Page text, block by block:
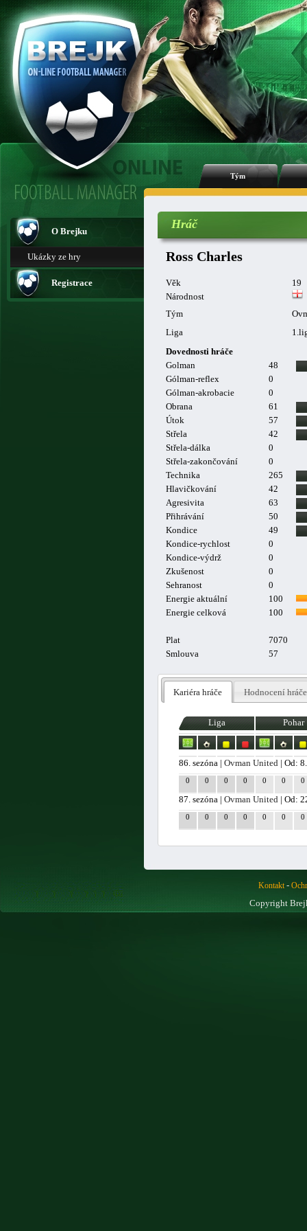
Tým
O Brejku
Ukázky ze hry
Registrace
Hráč
Ross Charles
Věk
19
Národnost
Tým
Liga
Dovednosti hráče
Golman
48
Gólman-reflex
0
Gólman-akrobacie
0
Obrana
61
Útok
57
Střela
42
Střela-dálka
0
Střela-zakončování
0
Technika
265
Hlavičkování
42
Agresivita
63
Přihrávání
50
Kondice
49
Kondice-rychlost
0
Kondice-výdrž
0
Zkušenost
0
Sehranost
0
Energie aktuální
100
Energie celková
100
Plat
7070
Smlouva
57
Kariéra hráče Hodnocení hráče
Liga Pohar
86. sezóna |Ovman United | Od:
0 0 0 0 0 0 0
87. sezóna |Ovman United | Od:
0 0 0 0 0 0 0
Kontakt-
Copyright